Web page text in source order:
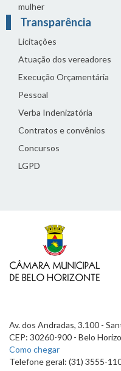
mulher
Transparência
Licitações
Atuação dos vereadores
Execução Orçamentária
Pessoal
Verba Indenizatória
Contratos e convênios
Concursos
LGPD
Av. dos Andradas, 3.100 -
CEP: 30260-900 - Belo
Como chegar
Telefone geral: (31) 3555-